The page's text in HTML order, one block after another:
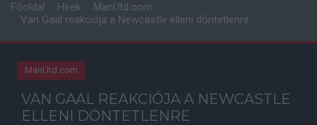
Főoldal Hírek
ManUtd.com
Van Gaal reakciója a Newcastle elleni döntetlenre
ManUtd.com
VAN GAAL REAKCIÓJA A NEWCASTLE
ELLENI DÖNTETLENRE